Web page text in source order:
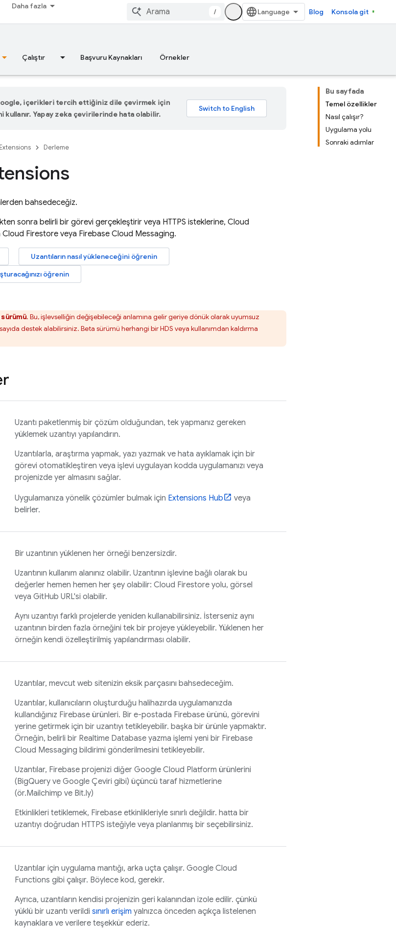
Daha fazla
/ Blog Konsola git
Çalıştır Başvuru Kaynakları Örnekler
Bu sayfada
Temel özellikler
Nasıl çalışır?
Uygulama yolu
Sonraki adımlar
içerikleri tercih ettiğiniz dile çevirmek için
Yapay zeka çevirilerinde hata olabilir.
Extensions Derleme
bahsedeceğiz.
sonra belirli bir görevi gerçekleştirir veya HTTPS isteklerine, Cloud
Cloud Firestore veya Firebase Cloud Messaging.
Uzantıların nasıl yükleneceğini öğrenin
öğrenin
. Bu, işlevselliğin değişebileceği anlamına gelir geriye dönük olarak uyumsuz
destek alabilirsiniz. Beta sürümü herhangi bir HDS veya kullanımdan kaldırma
Uzantı paketlenmiş bir çözüm olduğundan, tek yapmanız gereken
yüklemek uzantıyı yapılandırın.
Uzantılarla, araştırma yapmak, yazı yazmak ve hata ayıklamak için bir
görevi otomatikleştiren veya işlevi uygulayan kodda uygulamanızı veya
projenizde yer almasını sağlar.
Uygulamanıza yönelik çözümler bulmak için Extensions Hub
veya
belirler.
Bir uzantının yüklenen her örneği benzersizdir.
Uzantının kullanım alanınız olabilir. Uzantının işlevine bağlı olarak bu
değerler hemen hemen her şey olabilir: Cloud Firestore yolu, görsel
veya GitHub URL'si olabilir.
Aynı uzantıyı farklı projelerde yeniden kullanabilirsiniz. İsterseniz aynı
uzantının birden fazla örneğini tek bir projeye yükleyebilir. Yüklenen her
örneğin kendi özelleştirilmiş yapılandırması olabilir.
Uzantılar, mevcut web sitenizin eksik parçasını bahsedeceğim.
Uzantılar, kullanıcıların oluşturduğu halihazırda uygulamanızda
kullandığınız Firebase ürünleri. Bir e-postada Firebase ürünü, görevini
yerine getirmek için bir uzantıyı tetikleyebilir. başka bir ürünle yapmaktır.
Örneğin, belirli bir Realtime Database yazma işlemi yeni bir Firebase
Cloud Messaging bildirimi gönderilmesini tetikleyebilir.
Uzantılar, Firebase projenizi diğer Google Cloud Platform ürünlerini
(BigQuery ve Google Çeviri gibi) üçüncü taraf hizmetlerine
(ör.Mailchimp ve Bit.ly)
Etkinlikleri tetiklemek, Firebase etkinlikleriyle sınırlı değildir. hatta bir
uzantıyı doğrudan HTTPS isteğiyle veya planlanmış bir seçebilirsiniz.
Uzantılar için uygulama mantığı, arka uçta çalışır. Google Cloud
Functions gibi çalışır. Böylece kod, gerekir.
Ayrıca, uzantıların kendisi projenizin geri kalanından izole edilir. çünkü
yüklü bir uzantı verildi sınırlı erişim yalnızca önceden açıkça listelenen
kaynaklara ve verilere teşekkür ederiz.